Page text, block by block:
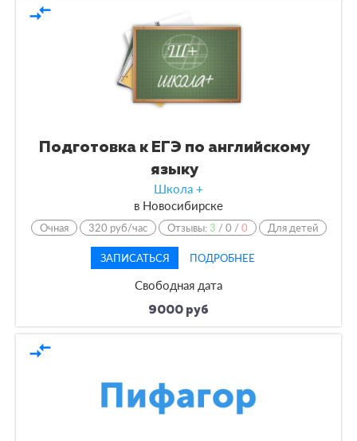
compare_arrows
Подготовка к ЕГЭ по английскому
языку
Школа +
в Новосибирске
Очная 320 руб/час Отзывы:3 /0 /0 Для детей
ЗАПИСАТЬСЯ ПОДРОБНЕЕ
Свободная дата
9000 руб
compare_arrows